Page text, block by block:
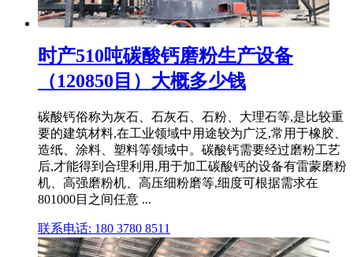
时产510吨碳酸钙磨粉生产设备
（120850目）大概多少钱
碳酸钙俗称为灰石、石灰石、石粉、大理石等,是比较重
要的建筑材料,在工业领域中用途较为广泛,常用于橡胶、
造纸、涂料、塑料等领域中。碳酸钙需要经过磨粉工艺
后,才能得到合理利用,用于加工碳酸钙的设备有雷蒙磨粉
机、高强磨粉机、高压细粉磨等,细度可根据需求在
801000目之间任意 ...
联系电话: 180 3780 8511